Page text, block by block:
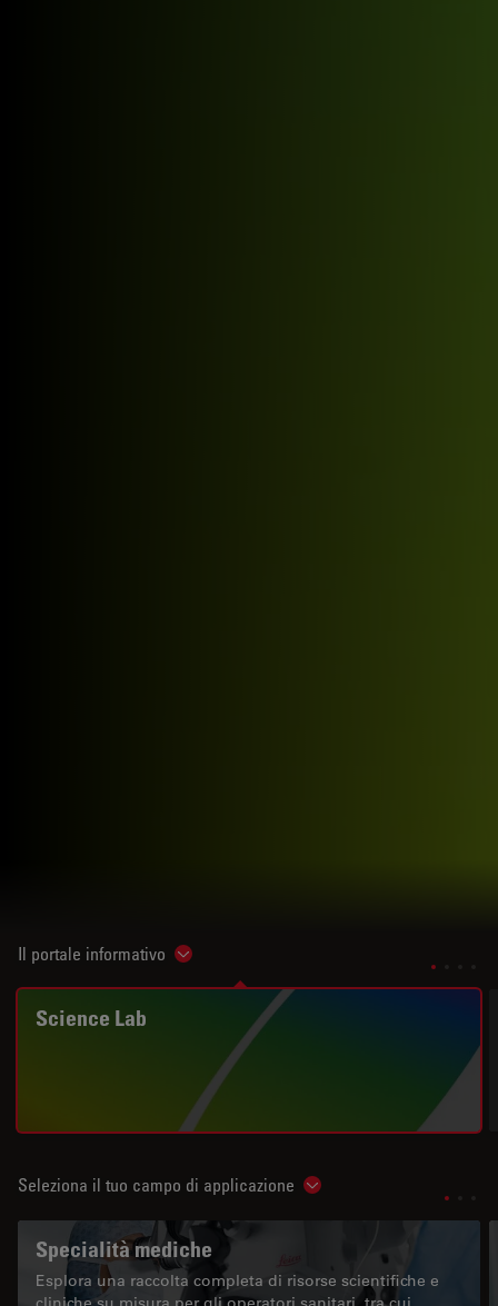
Il portale informativo Show subnavigation
Science Lab
Seleziona il tuo campo di applicazione Show subnavigation
Specialità mediche
Esplora una raccolta completa di risorse scientifiche e